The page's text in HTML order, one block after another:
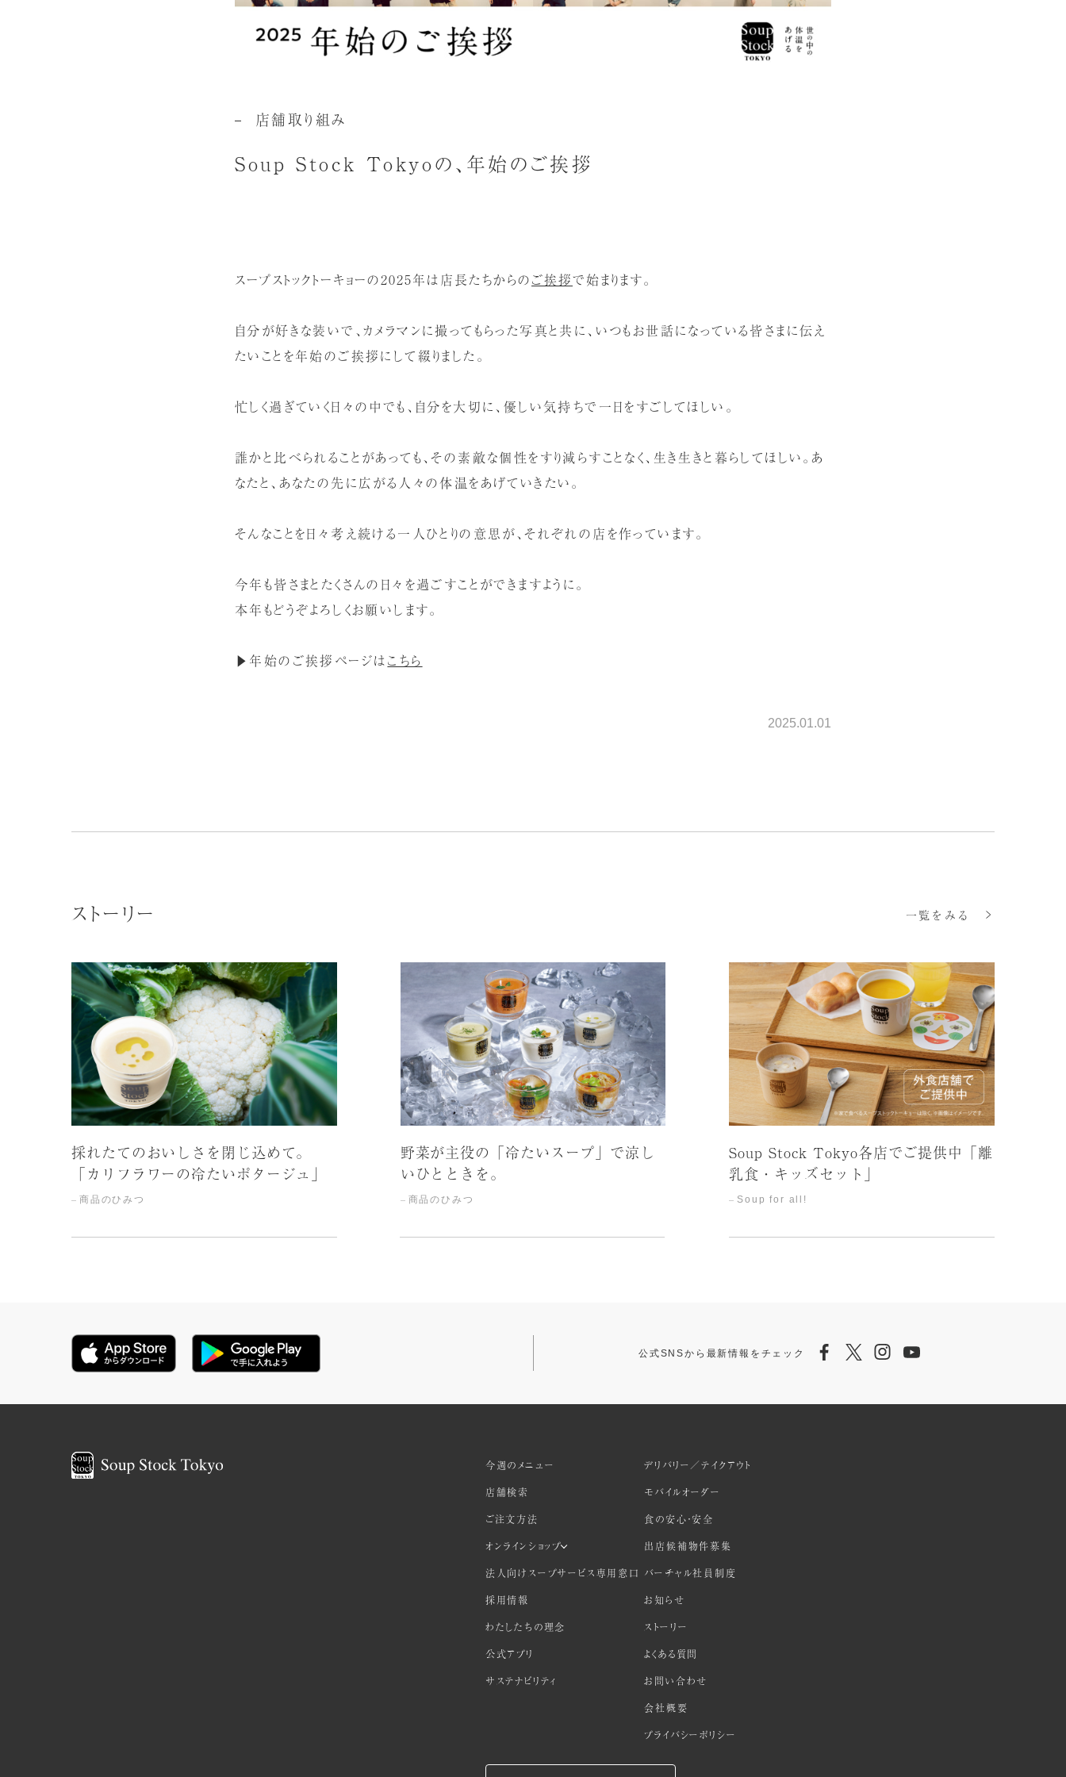
店舗取り組み
Soup Stock Tokyoの、年始のご挨拶
スープストックトーキョーの2025年は店長たちからのご挨拶で始まります。
自分が好きな装いで、カメラマンに撮ってもらった写真と共に、いつもお世話になっている皆さまに伝え
たいことを年始のご挨拶にして綴りました。
忙しく過ぎていく日々の中でも、自分を大切に、優しい気持ちで一日をすごしてほしい。
誰かと比べられることがあっても、その素敵な個性をすり減らすことなく、生き生きと暮らしてほしい。あ
なたと、あなたの先に広がる人々の体温をあげていきたい。
そんなことを日々考え続ける一人ひとりの意思が、それぞれの店を作っています。
今年も皆さまとたくさんの日々を過ごすことができますように。
本年もどうぞよろしくお願いします。
▶︎年始のご挨拶ページはこちら
2025.01.01
ストーリー 一覧をみる
採れたてのおいしさを閉じ込めて。
「カリフラワーの冷たいポタージュ」
商品のひみつ
野菜が主役の「冷たいスープ」で涼し
いひとときを。
商品のひみつ
Soup Stock Tokyo各店でご提供中「離
乳食・キッズセット」
Soup for all!
公式SNSから最新情報をチェック Facebook
Twitter Instagram
今週のメニュー
店舗検索
ご注文方法
オンラインショップ
法人向けスープサービス専用窓口
採用情報
わたしたちの理念
公式アプリ
サステナビリティ
デリバリー／テイクアウト
モバイルオーダー
食の安心・安全
出店候補物件募集
バーチャル社員制度
お知らせ
ストーリー
よくある質問
お問い合わせ
会社概要
プライバシーポリシー